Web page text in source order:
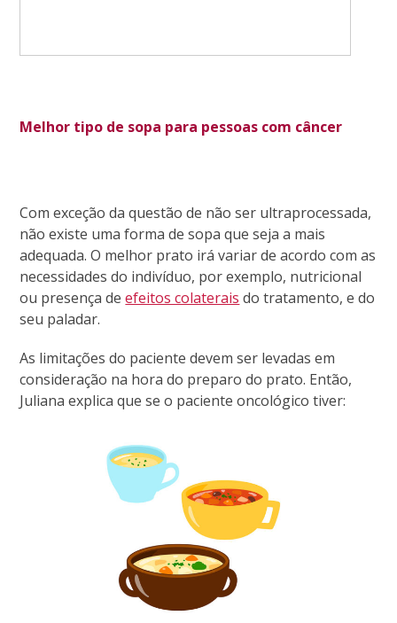
Melhor tipo de sopa para pessoas com câncer
Com exceção da questão de não ser ultraprocessada,
não existe uma forma de sopa que seja a mais
adequada. O melhor prato irá variar de acordo com as
necessidades do indivíduo, por exemplo, nutricional
ou presença deefeitos colaterais do tratamento, e do
seu paladar.
As limitações do paciente devem ser levadas em
consideração na hora do preparo do prato. Então,
Juliana explica que se o paciente oncológico tiver: